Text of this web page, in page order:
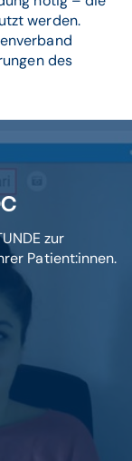
werden.
des
zur
Patient:innen.